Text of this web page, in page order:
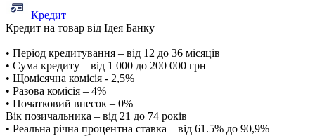
Кредит
Кредит на товар від Ідея Банку
• Період кредитування – від 12 до 36 місяців
• Сума кредиту – від 1 000 до 200 000 грн
• Щомісячна комісія - 2,5%
• Разова комісія – 4%
• Початковий внесок – 0%
Вік позичальника – від 21 до 74 років
• Реальна річна процентна ставка – від 61.5% до 90,9%